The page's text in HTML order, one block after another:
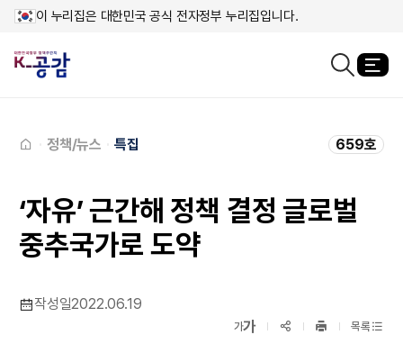
이 누리집은 대한민국 공식 전자정부 누리집입니다.
정책/뉴스 특집 659호
‘자유’ 근간해 정책 결정 글로벌
중추국가로 도약
작성일2022.06.19
가축소보기
가확대보기SNS공유
프린트
목록